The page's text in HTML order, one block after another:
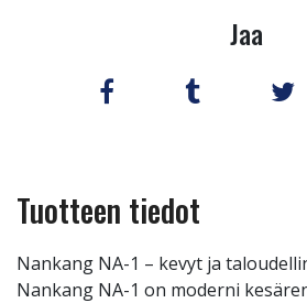
Jaa
Tuotteen tiedot
Nankang NA-1 – kevyt ja
Nankang NA-1 on moderni